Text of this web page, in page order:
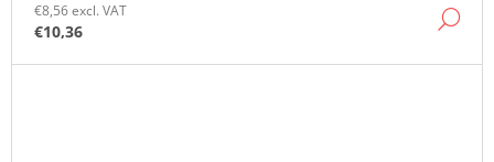
€8,56 excl. VAT
€10,36